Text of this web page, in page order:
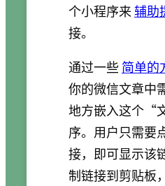
个小程序来辅助
接。
通过一些简单的
你的微信文章中
地方嵌入这个“
序。用户只需要
接，即可显示该
制链接到剪贴板